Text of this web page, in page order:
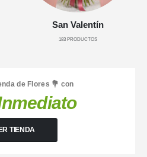
San Valentín
183PRODUCTOS
de Flores 💐 con
TIENDA